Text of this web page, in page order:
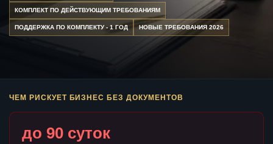
КОМПЛЕКТ ПО ДЕЙСТВУЮЩИМ ТРЕБОВАНИЯМ
ПОДДЕРЖКА ПО КОМПЛЕКТУ - 1 ГОД НОВЫЕ ТРЕБОВАНИЯ 2026
ЧЕМ РИСКУЕТ БИЗНЕС БЕЗ ДОКУМЕНТОВ
до 90 суток